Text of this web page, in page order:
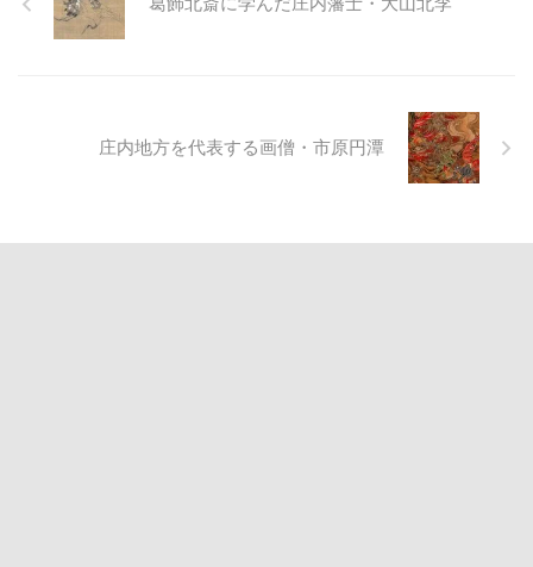
庄内地方を代表する画僧・市原円潭